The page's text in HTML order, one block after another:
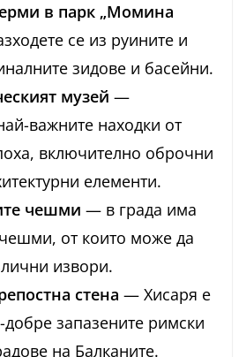
в парк „Момина
се из руините и
зидове и басейни.
музей —
важните находки от
включително оброчни
елементи.
чешми — в града има
от които може да
извори.
стена — Хисаря е
запазените римски
на Балканите.